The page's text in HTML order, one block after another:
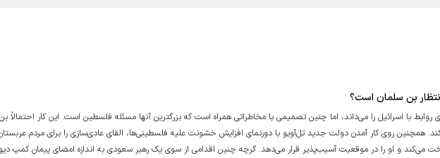
بن سلمان است؟
با اسرائیل را می‌داند، اما چنین تصمیمی با مخاطراتی همراه است که بزرگترین آنها مسئله فلسطین است. این کار احتمالاً
همچنین روی کار آمدن دولت جدید تل‌آویو با دورنمای افزایش خشونت علیه فلسطینی‌ها، القای عادی‌سازی را برای مردم
می‌کند و او را در موقعیت آسیب‌پذیر قرار می‌دهد. گرچه چنین اقدامی از سوی یک رهبر سعودی به اندازه امضای پیمان کمپ